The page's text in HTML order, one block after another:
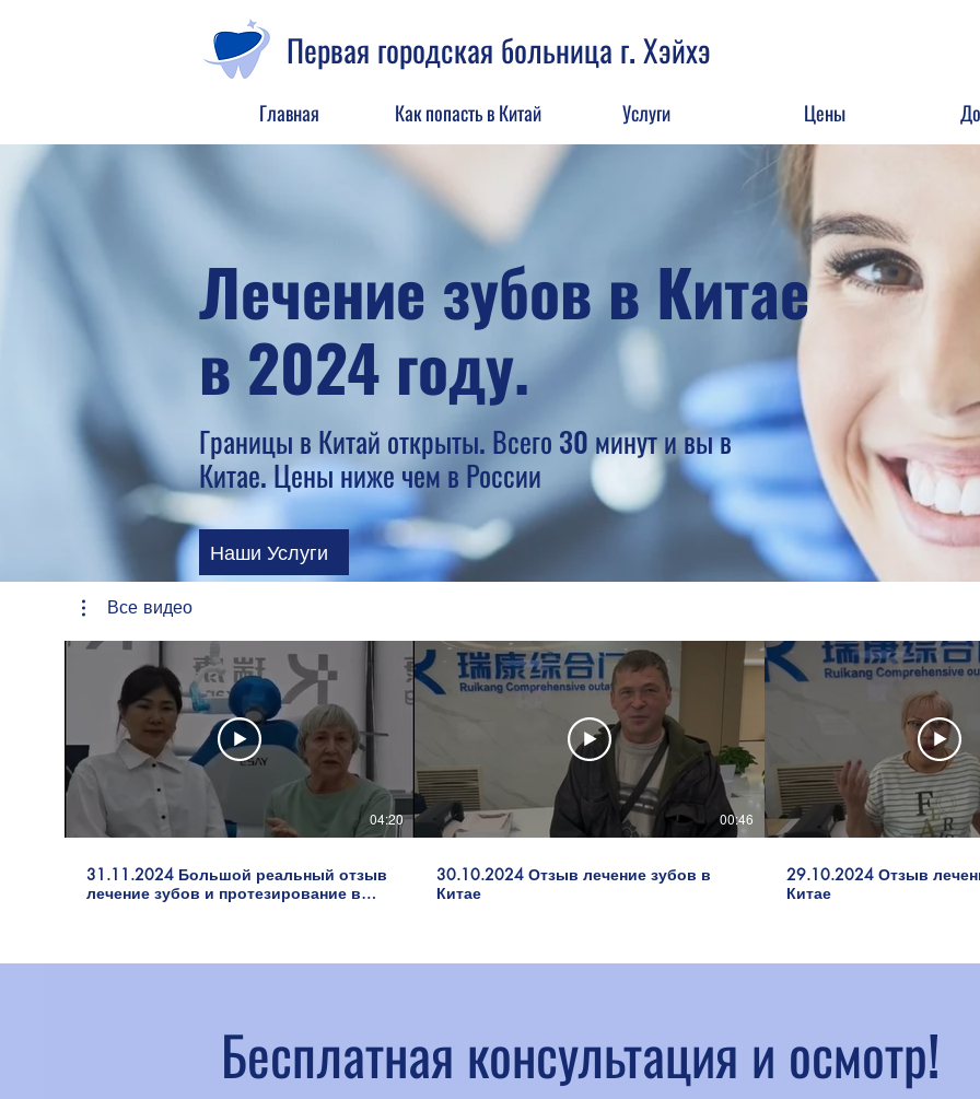
Первая городская больница г. Хэйхэ
Главная Как попасть в Китай Услуги Цены
Лечение зубов в Китае
в 2024 году.
Границы в Китай открыты. Всего 30 минут и вы в
Китае. Цены ниже чем в России
Наши Услуги
Все видео
04:20
31.11.2024 Большой реальный отзыв
лечение зубов и протезирование в
00:46
30.10.2024 Отзыв лечение зубов в
Китае
29.10.2024 Отзыв
Китае
Бесплатная консультация и осмотр!